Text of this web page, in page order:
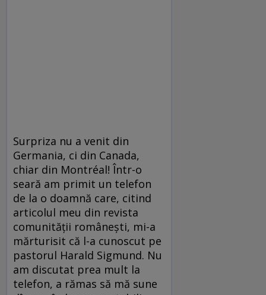
Surpriza nu a venit din
Germania, ci din Canada,
chiar din Montréal! Într-o
seară am primit un telefon
de la o doamnă care, citind
articolul meu din revista
comunității românești, mi-a
mărturisit că l-a cunoscut pe
pastorul Harald Sigmund. Nu
am discutat prea mult la
telefon, a rămas să mă sune